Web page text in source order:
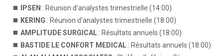
IPSEN : Réunion d'analystes trimestrielle (14:00)
KERING : Réunion d'analystes trimestrielle (18:00)
AMPLITUDE SURGICAL : Résultats annuels (18:00)
BASTIDE LE CONFORT MEDICAL : Résultats annuels (18:00)